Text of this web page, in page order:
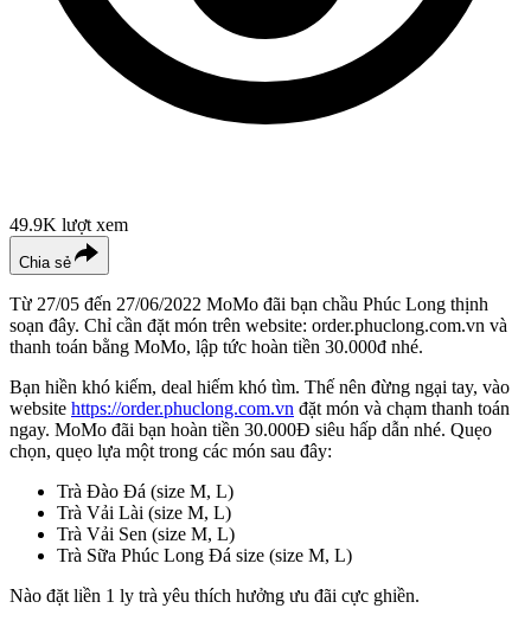
49.9K lượt xem
Chia sẻ
Từ 27/05 đến 27/06/2022 MoMo đãi bạn chầu Phúc Long thịnh
soạn đây. Chỉ cần đặt món trên website: order.phuclong.com.vn và
thanh toán bằng MoMo, lập tức hoàn tiền 30.000đ nhé.
Bạn hiền khó kiếm, deal hiếm khó tìm. Thế nên đừng ngại tay, vào
website https://order.phuclong.com.vn đặt món và chạm thanh toán
ngay. MoMo đãi bạn hoàn tiền 30.000Đ siêu hấp dẫn nhé. Quẹo
chọn, quẹo lựa một trong các món sau đây:
Trà Đào Đá (size M, L)
Trà Vải Lài (size M, L)
Trà Vải Sen (size M, L)
Trà Sữa Phúc Long Đá size (size M, L)
Nào đặt liền 1 ly trà yêu thích hưởng ưu đãi cực ghiền.